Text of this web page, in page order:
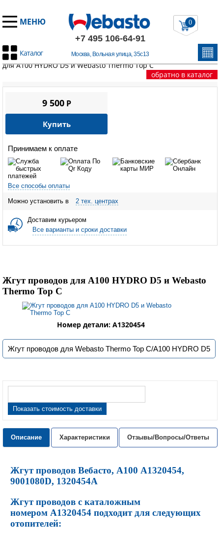
МЕНЮ
+7 495 106-64-91
Москва, Вольная улица, 35с13
Каталог
0
Главная / Запчасти Вебасто/Thermo Top C
Жгут проводов
для A100 HYDRO D5 и Webasto Thermo Top C
обратно в каталог
Принимаем к оплате
Все способы оплаты
Можно установить в 2 тех. центрах
Доставим курьером
Все варианты и сроки доставки
9 500P
Купить
Жгут проводов для A100 HYDRO D5 и Webasto
Thermo Top C
Номер детали: А1320454
Жгут проводов для Webasto Thermo Top C/A100 HYDRO D5
Показать стоимость доставки
Описание Характеристики Отзывы/Вопросы/Ответы
Жгут проводов Вебасто, A100 А1320454,
9001080D, 1320454A
Жгут проводов с каталожным
номером А1320454 подходит для следующих
отопителей: